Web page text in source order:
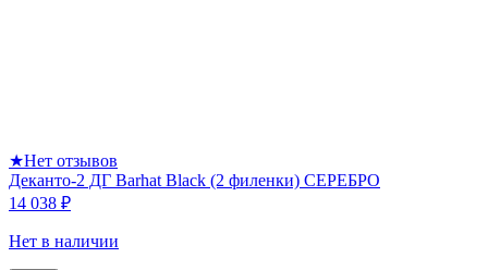
★Нет отзывов
Деканто-2 ДГ Barhat Black (2 филенки) СЕРЕБРО
14 038 ₽
Нет в наличии